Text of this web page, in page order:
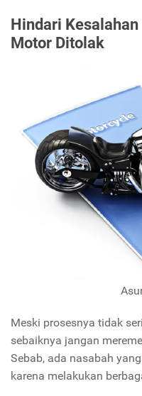
Hindari
Motor Ditolak
Meski prosesnya tidak
sebaiknya jangan
Sebab, ada nasabah
karena melakukan